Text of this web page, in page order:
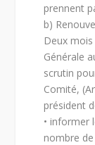
prennent
b)
Deux
Générale
scrutin
Comité,
président
• informer
nombre